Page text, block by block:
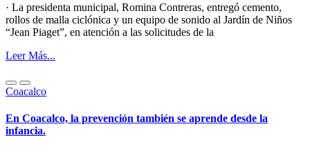
· La presidenta municipal, Romina Contreras, entregó cemento,
rollos de malla ciclónica y un equipo de sonido al Jardín de Niños
“Jean Piaget”, en atención a las solicitudes de la
Leer Más...
Coacalco
En Coacalco, la prevención también se aprende desde la
infancia.